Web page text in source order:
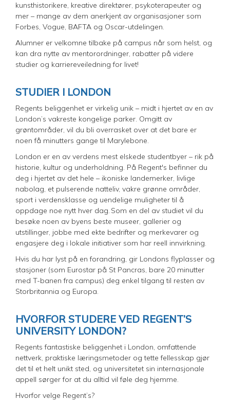
kunsthistorikere, kreative direktører, psykoterapeuter og
mer – mange av dem anerkjent av organisasjoner som
Forbes, Vogue, BAFTA og Oscar-utdelingen.
Alumner er velkomne tilbake på campus når som helst, og
kan dra nytte av mentorordninger, rabatter på videre
studier og karriereveiledning for livet!
STUDIER I LONDON
Regents beliggenhet er virkelig unik – midt i hjertet av en av
London’s vakreste kongelige parker. Omgitt av
grøntområder, vil du bli overrasket over at det bare er
noen få minutters gange til Marylebone.
London er en av verdens mest elskede studentbyer – rik på
historie, kultur og underholdning. På Regent's befinner du
deg i hjertet av det hele – ikoniske landemerker, livlige
nabolag, et pulserende natteliv, vakre grønne områder,
sport i verdensklasse og uendelige muligheter til å
oppdage noe nytt hver dag. Som en del av studiet vil du
besøke noen av byens beste museer, gallerier og
utstillinger, jobbe med ekte bedrifter og merkevarer og
engasjere deg i lokale initiativer som har reell innvirkning.
Hvis du har lyst på en forandring, gir Londons flyplasser og
stasjoner (som Eurostar på St Pancras, bare 20 minutter
med T-banen fra campus) deg enkel tilgang til resten av
Storbritannia og Europa.
HVORFOR STUDERE VED REGENT’S
UNIVERSITY LONDON?
Regents fantastiske beliggenhet i London, omfattende
nettverk, praktiske læringsmetoder og tette fellesskap gjør
det til et helt unikt sted, og universitetet sin internasjonale
appell sørger for at du alltid vil føle deg hjemme.
Hvorfor velge Regent’s?